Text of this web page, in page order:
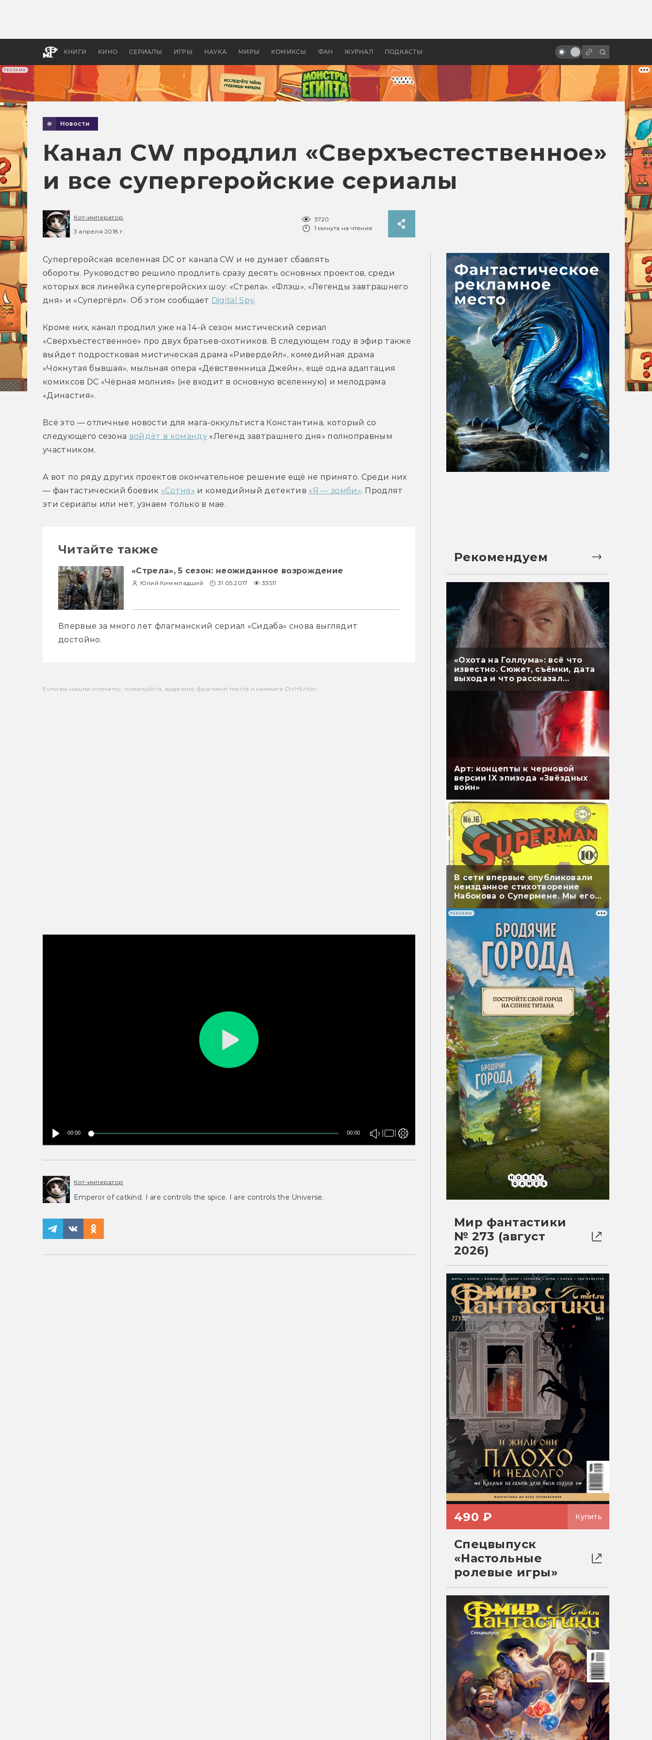
РЕКЛАМА
КНИГИ КИНО СЕРИАЛЫ ИГРЫ НАУКА МИРЫ КОМИКСЫ ФАН ЖУРНАЛ ПОДКАСТЫ
апокалипсис, в России —
бы «Властелина колец»
трудная история создания
Новости
Канал CW продлил «Сверхъестественное»
и все супергеройские сериалы
Кот-император
3 апреля 2018 г.
3720
1 минута на чтение
Супергеройская вселенная DC от канала CW и не думает сбавлять
обороты. Руководство решило продлить сразу десять основных проектов, среди
которых вся линейка супергеройских шоу: «Стрела», «Флэш», «Легенды завтрашнего
дня» и «Супергёрл». Об этом сообщает Digital Spy.
Кроме них, канал продлил уже на 14-й сезон мистический сериал
«Сверхъестественное» про двух братьев-охотников. В следующем году в эфир также
выйдет подростковая мистическая драма «Ривердейл», комедийная драма
«Чокнутая бывшая», мыльная опера «Девственница Джейн», ещё одна адаптация
комиксов DC «Чёрная молния» (не входит в основную вселенную) и мелодрама
«Династия».
Всё это — отличные новости для мага-оккультиста Константина, который со
следующего сезона войдёт в команду «Легенд завтрашнего дня» полноправным
участником.
А вот по ряду других проектов окончательное решение ещё не принято. Среди них
— фантастический боевик «Сотня» и комедийный детектив «Я — зомби». Продлят
эти сериалы или нет, узнаем только в мае.
Читайте также
«Стрела», 5 сезон: неожиданное возрождение
Юлий Ким младший 31.05.2017 33511
Впервые за много лет флагманский сериал «Сидаба» снова выглядит
достойно.
Если вы нашли опечатку, пожалуйста, выделите фрагмент текста и нажмите Ctrl+Enter.
00:00 00:00
Кот-император
Emperor of catkind. I are controls the spice, I are controls the Universe.
Рекомендуем
«Охота на Голлума»: всё что
известно. Сюжет, съёмки, дата
выхода и что рассказал
Арт: концепты к черновой
версии IX эпизода «Звёздных
войн»
В сети впервые опубликовали
неизданное стихотворение
Набокова о Супермене. Мы его
перевели
РЕКЛАМА
Мир фантастики
№ 273 (август
2026)
490 ₽ Купить
Спецвыпуск
«Настольные
ролевые игры»